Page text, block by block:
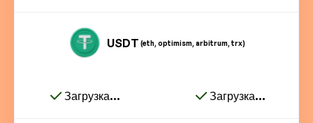
USDT (eth, optimism, arbitrum, trx)
Загрузка... Загрузка...